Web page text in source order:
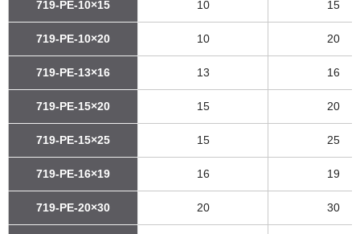
719-PE-10×15 10 15
719-PE-10×20 10 20
719-PE-13×16 13 16
719-PE-15×20 15 20
719-PE-15×25 15 25
719-PE-16×19 16 19
719-PE-20×30 20 30